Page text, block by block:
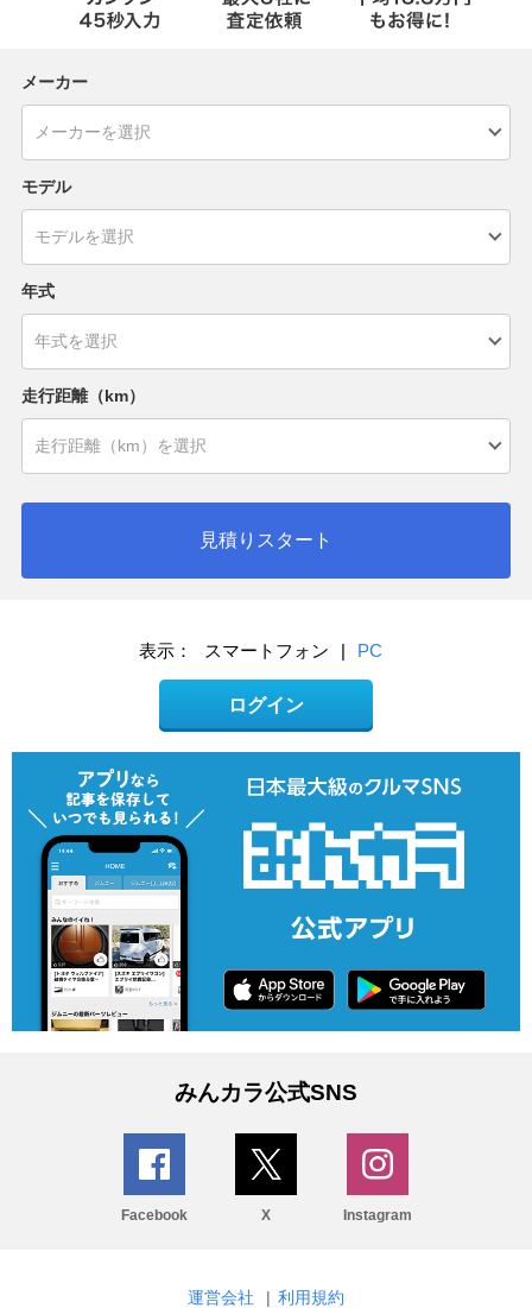
メーカー
モデル
年式
走行距離（km）
見積りスタート
表示： スマートフォン | PC
ログイン
みんカラ公式SNS
Facebook X Instagram
運営会社 | 利用規約